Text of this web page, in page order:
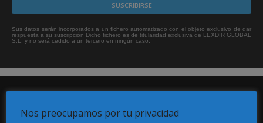
Sus datos serán incorporados a un fichero automatizado con el objeto exclusivo de dar
respuesta a su suscripción Dicho fichero es de titularidad exclusiva de LEXDIR GLOBAL
S.L. y no será cedido a un tercero en ningún caso.
Nos preocupamos por tu privacidad